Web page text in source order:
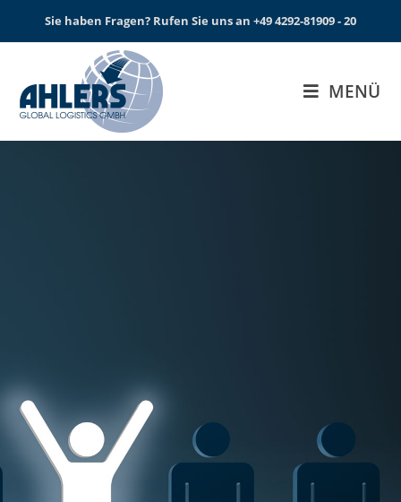
Sie haben Fragen? Rufen Sie uns an +49 4292-81909 - 20
MENÜ